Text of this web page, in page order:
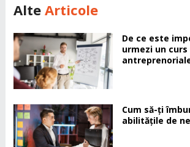
Alte Articole
De ce este
urmezi un
Cum să-ți
abilitățile de